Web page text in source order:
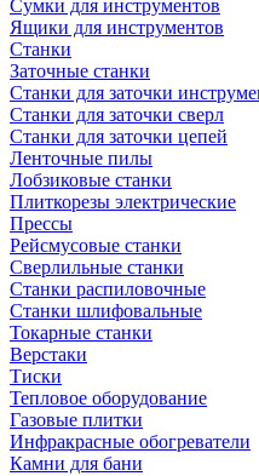
Сумки для инструментов
Ящики для инструментов
Станки
Заточные станки
Станки для заточки
Станки для заточки сверл
Станки для заточки цепей
Ленточные пилы
Лобзиковые станки
Плиткорезы электрические
Прессы
Рейсмусовые станки
Сверлильные станки
Станки распиловочные
Станки шлифовальные
Токарные станки
Верстаки
Тиски
Тепловое оборудование
Газовые плитки
Инфракрасные обогреватели
Камни для бани